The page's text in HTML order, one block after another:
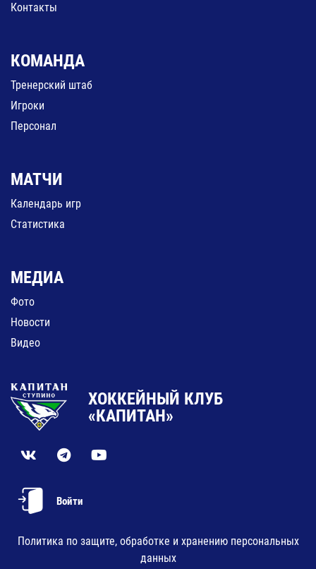
Контакты
КОМАНДА
Тренерский штаб
Игроки
Персонал
МАТЧИ
Календарь игр
Статистика
МЕДИА
Фото
Новости
Видео
ХОККЕЙНЫЙ КЛУБ
«КАПИТАН»
Войти
Политика по защите, обработке и хранению персональных
данных